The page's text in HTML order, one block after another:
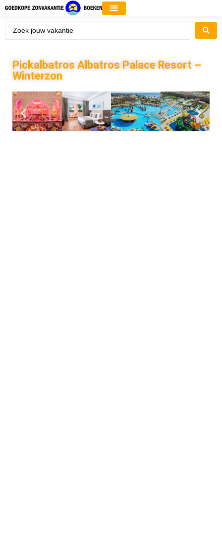
Pickalbatros Albatros Palace Resort –
Winterzon